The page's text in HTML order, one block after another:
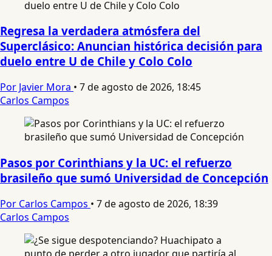
Regresa la verdadera atmósfera del
Superclásico: Anuncian histórica decisión para
duelo entre U de Chile y Colo Colo
Por Javier Mora • 7 de agosto de 2026, 18:45
Carlos Campos
Pasos por Corinthians y la UC: el refuerzo
brasileño que sumó Universidad de Concepción
Por Carlos Campos • 7 de agosto de 2026, 18:39
Carlos Campos